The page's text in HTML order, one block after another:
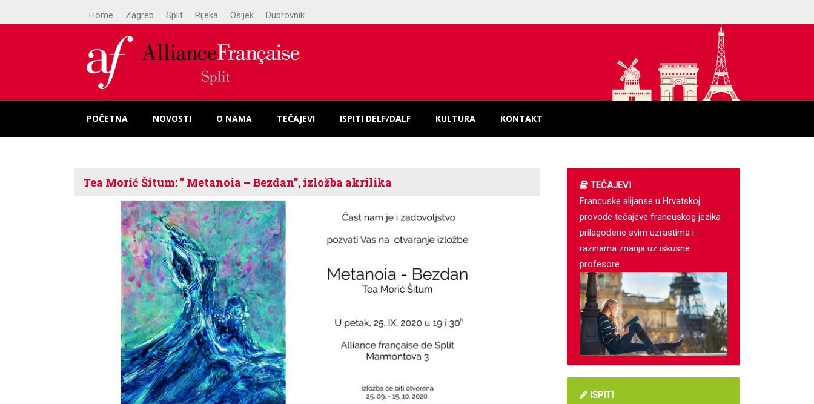
Home Zagreb Split Rijeka Osijek Dubrovnik
POČETNA NOVOSTI O NAMA TEČAJEVI ISPITI DELF/DALF KULTURA KONTAKT
Tea Morić Šitum: ” Metanoia – Bezdan”, izložba akrilika
TEČAJEVI
Francuske alijanse u Hrvatskoj
provode tečajeve francuskog jezika
prilagođene svim uzrastima i
razinama znanja uz iskusne
profesore.
ISPITI